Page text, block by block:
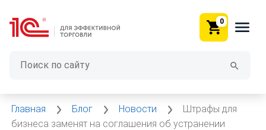
0
Главная Блог Новости
Штрафы для
бизнеса заменят на соглашения об устранении